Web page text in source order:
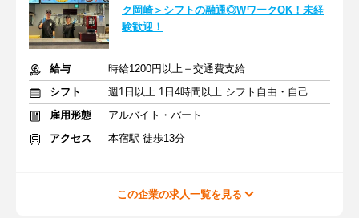
ク岡崎＞シフトの融通◎WワークOK！未経
験歓迎！
給与
時給1200円以上＋交通費支給
シフト
週1日以上 1日4時間以上 シフト自由・自己申告
雇用形態
アルバイト・パート
アクセス
本宿駅 徒歩13分
この企業の求人一覧を見る